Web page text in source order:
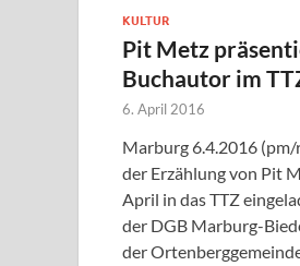
KULTUR
Pit Metz
Buchautor im
6. April 2016
Marburg 6.4.2016
der Erzählung von Pit
April in das TTZ
der DGB Marburg-
der Ortenberggemeinde